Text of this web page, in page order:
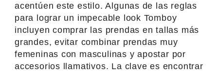
acentúen este estilo. Algunas de las reglas
para lograr un impecable look Tomboy
incluyen comprar las prendas en tallas más
grandes, evitar combinar prendas muy
femeninas con masculinas y apostar por
accesorios llamativos. La clave es encontrar